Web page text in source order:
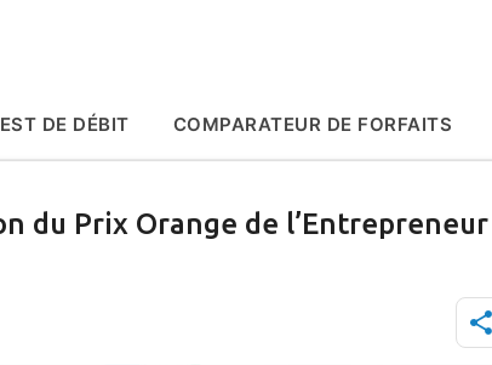
DE DÉBIT COMPARATEUR DE FORFAITS
du Prix Orange de l’Entrepreneur